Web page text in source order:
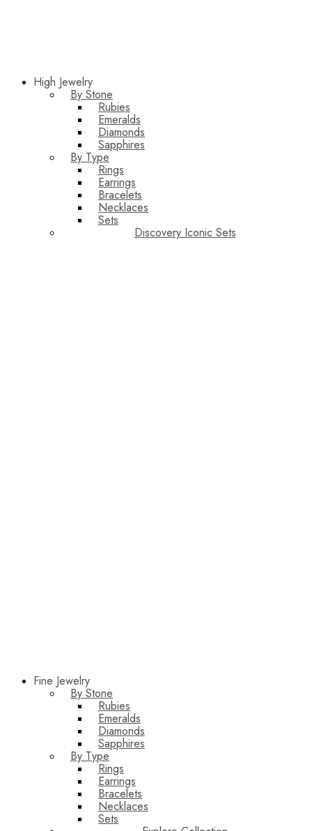
High Jewelry
By Stone
Rubies
Emeralds
Diamonds
Sapphires
By Type
Rings
Earrings
Bracelets
Necklaces
Sets
Discovery Iconic Sets
Fine Jewelry
By Stone
Rubies
Emeralds
Diamonds
Sapphires
By Type
Rings
Earrings
Bracelets
Necklaces
Sets